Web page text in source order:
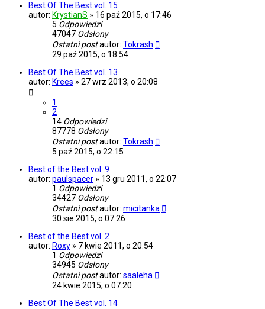
Best Of The Best vol. 15
autor: KrystianS » 16 paź 2015, o 17:46
5 Odpowiedzi
47047 Odsłony
Ostatni postautor: Tokrash
29 paź 2015, o 18:54
Best Of The Best vol. 13
autor: Krees » 27 wrz 2013, o 20:08
1
2
14 Odpowiedzi
87778 Odsłony
Ostatni postautor: Tokrash
5 paź 2015, o 22:15
Best of the Best vol. 9
autor: paulspacer » 13 gru 2011, o 22:07
1 Odpowiedzi
34427 Odsłony
Ostatni postautor: micitanka
30 sie 2015, o 07:26
Best of the Best vol. 2
autor: Roxy » 7 kwie 2011, o 20:54
1 Odpowiedzi
34945 Odsłony
Ostatni postautor: saaleha
24 kwie 2015, o 07:20
Best Of The Best vol. 14